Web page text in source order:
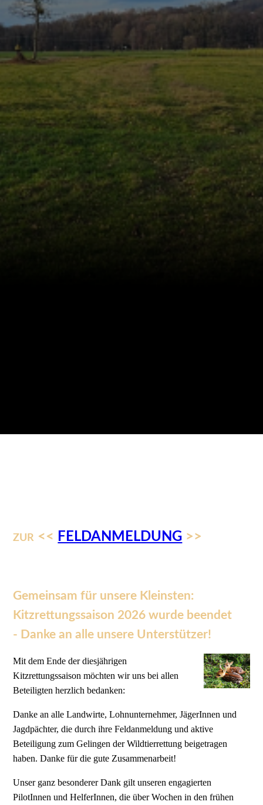
ZUR << FELDANMELDUNG >>
Gemeinsam für unsere Kleinsten:
Kitzrettungssaison 2026 wurde beendet
- Danke an alle unsere Unterstützer!
Mit dem Ende der diesjährigen
Kitzrettungssaison möchten wir uns bei allen
Beteiligten herzlich bedanken:
Danke an alle Landwirte, Lohnunternehmer, JägerInnen und
Jagdpächter, die durch ihre Feldanmeldung und aktive
Beteiligung zum Gelingen der Wildtierrettung beigetragen
haben. Danke für die gute Zusammenarbeit!
Unser ganz besonderer Dank gilt unseren engagierten
PilotInnen und HelferInnen, die über Wochen in den frühen